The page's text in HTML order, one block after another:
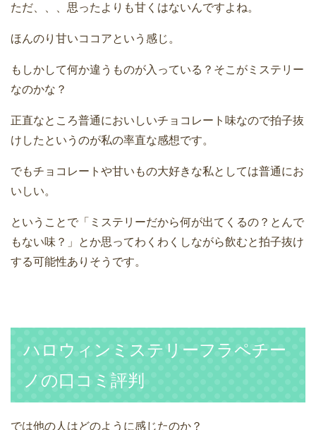
ただ、、、思ったよりも甘くはないんですよね。
ほんのり甘いココアという感じ。
もしかして何か違うものが入っている？そこがミステリー
なのかな？
正直なところ普通においしいチョコレート味なので拍子抜
けしたというのが私の率直な感想です。
でもチョコレートや甘いもの大好きな私としては普通にお
いしい。
ということで「ミステリーだから何が出てくるの？とんで
もない味？」とか思ってわくわくしながら飲むと拍子抜け
する可能性ありそうです。
ハロウィンミステリーフラペチー
ノの口コミ評判
では他の人はどのように感じたのか？